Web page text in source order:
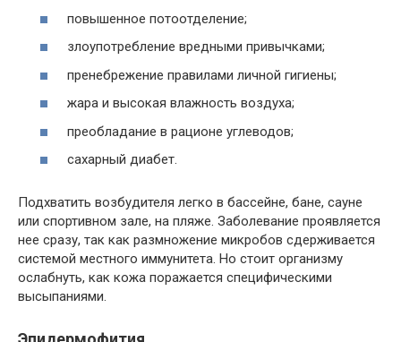
повышенное потоотделение;
злоупотребление вредными привычками;
пренебрежение правилами личной гигиены;
жара и высокая влажность воздуха;
преобладание в рационе углеводов;
сахарный диабет.
Подхватить возбудителя легко в бассейне, бане, сауне
или спортивном зале, на пляже. Заболевание проявляется
нее сразу, так как размножение микробов сдерживается
системой местного иммунитета. Но стоит организму
ослабнуть, как кожа поражается специфическими
высыпаниями.